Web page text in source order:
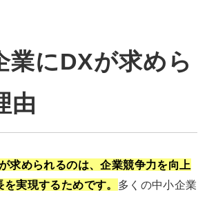
業にDXが求めら
由
求められるのは、企業競争力を向上
実現するためです。 多くの中小企業